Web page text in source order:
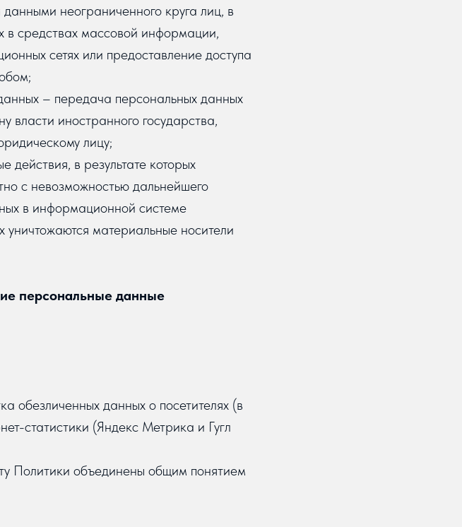
неограниченного круга лиц, в
в средствах массовой информации,
сетях или предоставление доступа
– передача персональных данных
власти иностранного государства,
лицу;
в результате которых
с невозможностью дальнейшего
в информационной системе
уничтожаются материальные носители
персональные данные
обезличенных данных о посетителях (в
статистики (Яндекс Метрика и Гугл
Политики объединены общим понятием